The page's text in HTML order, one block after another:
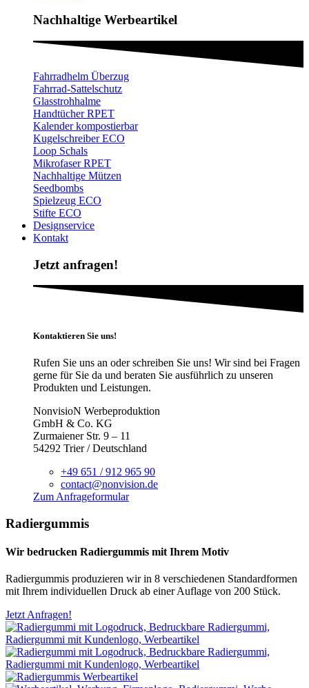
Nachhaltige Werbeartikel​
Fahrradhelm Überzug
Fahrrad-Sattelschutz
Glasstrohhalme
Handtücher RPET
Kalender kompostierbar
Kugelschreiber ECO
Loop Schals
Mikrofaser RPET
Nachhaltige Mützen
Seedbombs
Spielzeug ECO
Stifte ECO
Designservice
Kontakt
Jetzt anfragen!
Kontaktieren Sie uns!
Rufen Sie uns an oder schreiben Sie uns! Wir sind bei Fragen
gerne für Sie da und beraten Sie ausführlich zu unseren
Produkten und Leistungen.
NonvisioN Werbeproduktion
GmbH & Co. KG
Zurmaiener Str. 9 – 11
54292 Trier / Deutschland
+49 651 / 912 965 90
contact@nonvision.de
Zum Anfrageformular
Radiergummis
Wir bedrucken Radiergummis mit Ihrem Motiv
Radiergummis produzieren wir in 8 verschiedenen Standardformen
mit Ihrem individuellen Druck ab einer Auflage von 200 Stück.
Jetzt Anfragen!